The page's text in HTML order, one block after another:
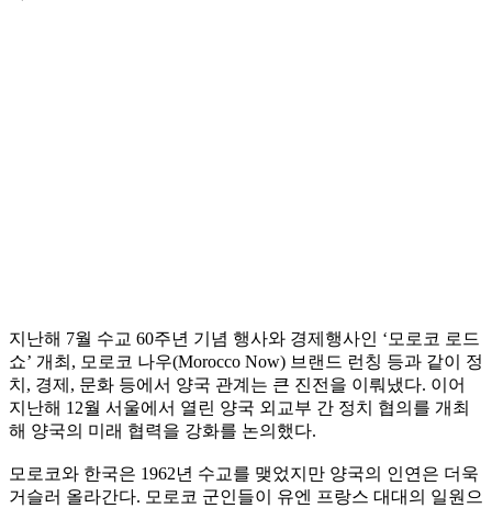
지난해 7월 수교 60주년 기념 행사와 경제행사인 ‘모로코 로드
쇼’ 개최, 모로코 나우(Morocco Now) 브랜드 런칭 등과 같이 정
치, 경제, 문화 등에서 양국 관계는 큰 진전을 이뤄냈다. 이어
지난해 12월 서울에서 열린 양국 외교부 간 정치 협의를 개최
해 양국의 미래 협력을 강화를 논의했다.
모로코와 한국은 1962년 수교를 맺었지만 양국의 인연은 더욱
거슬러 올라간다. 모로코 군인들이 유엔 프랑스 대대의 일원으